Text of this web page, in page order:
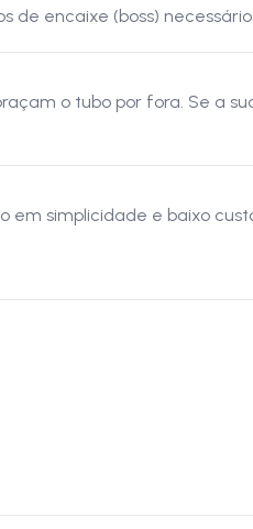
de encaixe (boss)
o tubo por fora. Se a
simplicidade e baixo